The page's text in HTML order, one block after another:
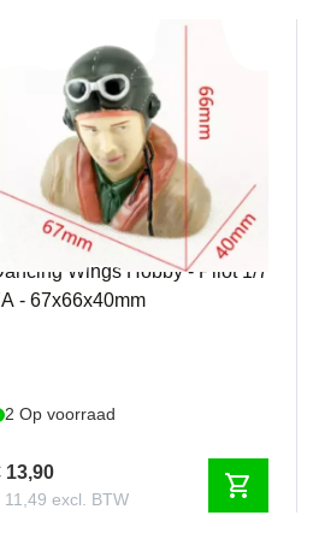
7A-
Wings Hobby - Pilot 1/7
- 67x66x40mm
2 Op voorraad
13,90
11,49 excl. BTW shopping_cart